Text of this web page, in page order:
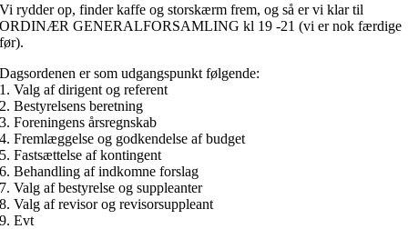
Vi rydder op, finder kaffe og storskærm frem, og så er vi klar til
ORDINÆR GENERALFORSAMLING kl 19 -21 (vi er nok færdige
før).
Dagsordenen er som udgangspunkt følgende:
1. Valg af dirigent og referent
2. Bestyrelsens beretning
3. Foreningens årsregnskab
4. Fremlæggelse og godkendelse af budget
5. Fastsættelse af kontingent
6. Behandling af indkomne forslag
7. Valg af bestyrelse og suppleanter
8. Valg af revisor og revisorsuppleant
9. Evt